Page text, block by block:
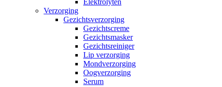
Elektrolyten
Verzorging
Gezichtsverzorging
Gezichtscreme
Gezichtsmasker
Gezichtsreiniger
Lip verzorging
Mondverzorging
Oogverzorging
Serum